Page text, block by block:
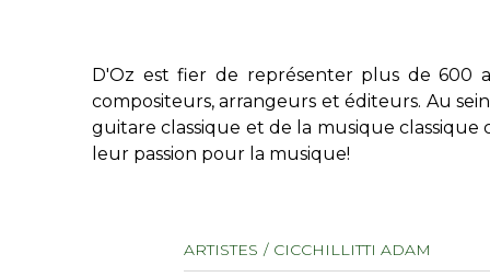
PARTITIONS POUR GUITARE
PARTITIONS POUR AUTRES INSTRUMENTS
arrangements de qualité.
3
4
5
D'Oz est fier de représenter plus de 600
compositeurs, arrangeurs et éditeurs. Au
guitare classique et de la musique
leur passion pour la musique!
ARTISTES CICCHILLITTI ADAM